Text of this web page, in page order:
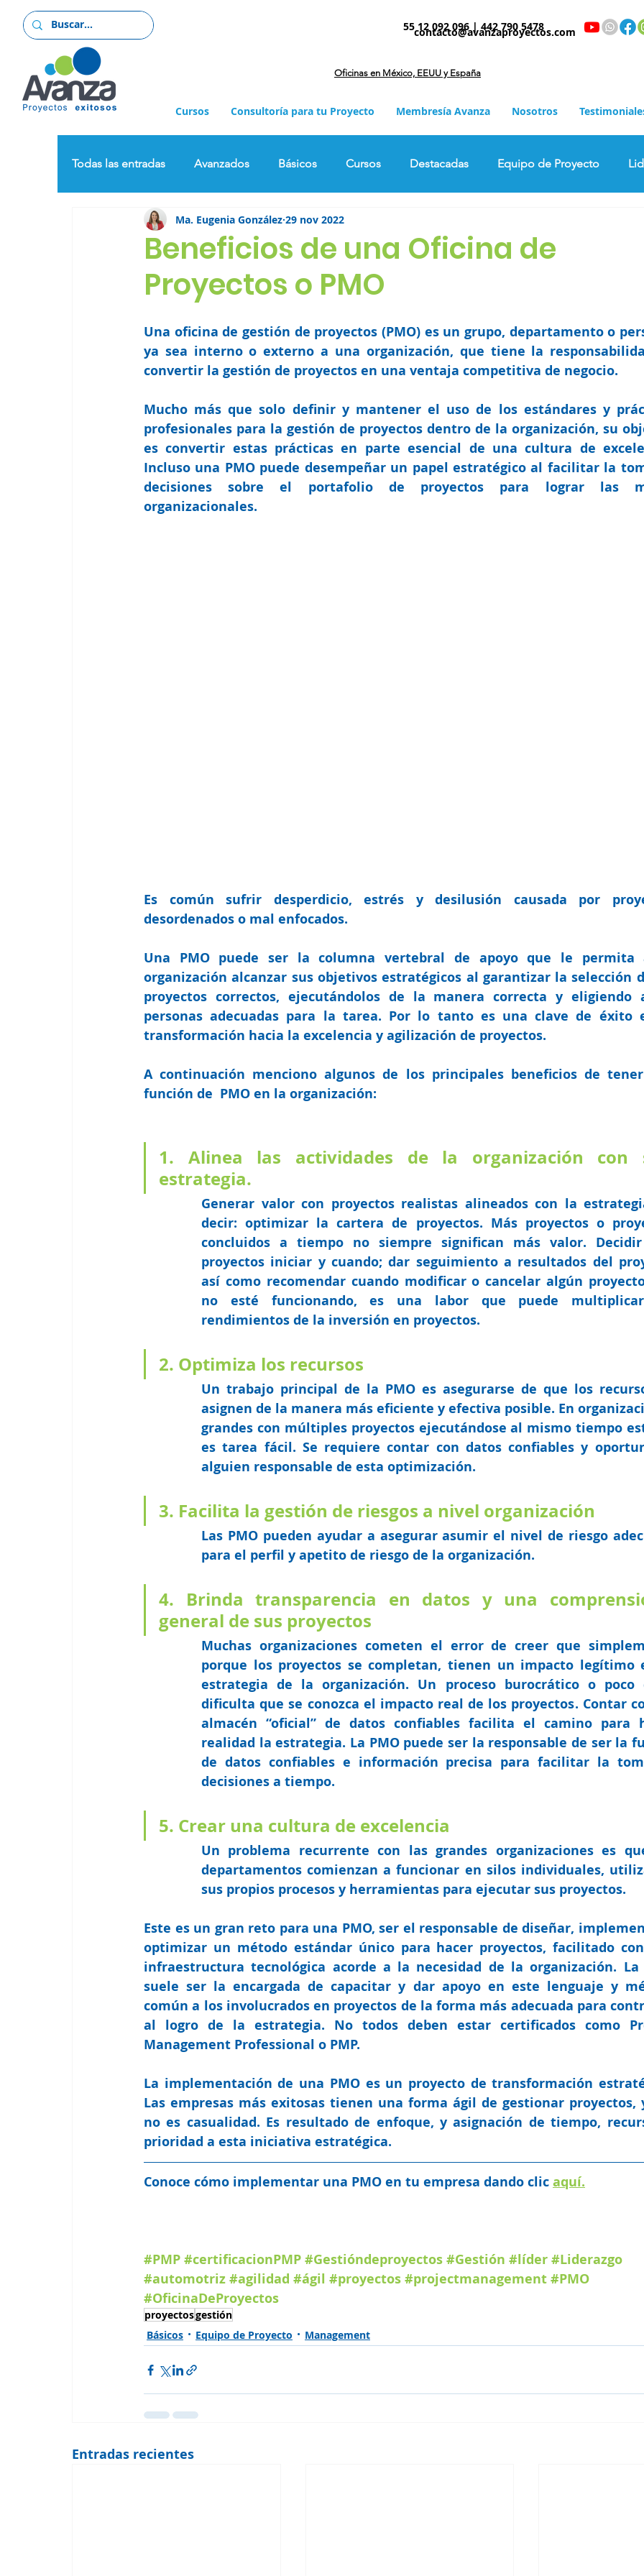
55 12 092 096 | 442 790 5478
contacto@avanzaproyectos.com
Oficinas en México, EEUU y España
Cursos Consultoría para tu Proyecto Membresía Avanza Nosotros
Todas las entradas Avanzados Básicos Cursos Destacadas Equipo de Proyecto
Management Noticias Proyectos
Beneficios de una Oficina de
Proyectos o PMO
Ma. Eugenia González 29 nov 2022
Una oficina de gestión de proyectos (PMO) es un grupo, departamento o
ya sea interno o externo a una organización, que tiene la
convertir la gestión de proyectos en una ventaja competitiva de negocio.
Mucho más que solo definir y mantener el uso de los estándares y
profesionales para la gestión de proyectos dentro de la organización, su
es convertir estas prácticas en parte esencial de una cultura de
Incluso una PMO puede desempeñar un papel estratégico al facilitar la
decisiones sobre el portafolio de proyectos para lograr las
organizacionales.
Es común sufrir desperdicio, estrés y desilusión causada por
desordenados o mal enfocados.
Una PMO puede ser la columna vertebral de apoyo que le permita
organización alcanzar sus objetivos estratégicos al garantizar la selección
proyectos correctos, ejecutándolos de la manera correcta y eligiendo
personas adecuadas para la tarea. Por lo tanto es una clave de éxito
transformación hacia la excelencia y agilización de proyectos.
A continuación menciono algunos de los principales beneficios de
función de  PMO en la organización:
1. Alinea las actividades de la organización con
estrategia.
Generar valor con proyectos realistas alineados con la
decir: optimizar la cartera de proyectos. Más proyectos o
concluidos a tiempo no siempre significan más valor.
proyectos iniciar y cuando; dar seguimiento a resultados del
así como recomendar cuando modificar o cancelar algún
no esté funcionando, es una labor que puede
rendimientos de la inversión en proyectos.
2. Optimiza los recursos
Un trabajo principal de la PMO es asegurarse de que los
asignen de la manera más eficiente y efectiva posible. En
grandes con múltiples proyectos ejecutándose al mismo tiempo
es tarea fácil. Se requiere contar con datos confiables y
alguien responsable de esta optimización.
3. Facilita la gestión de riesgos a nivel organización
Las PMO pueden ayudar a asegurar asumir el nivel de riesgo
para el perfil y apetito de riesgo de la organización.
4. Brinda transparencia en datos y una
general de sus proyectos
Muchas organizaciones cometen el error de creer que
porque los proyectos se completan, tienen un impacto legítimo
estrategia de la organización. Un proceso burocrático o poco
dificulta que se conozca el impacto real de los proyectos. Contar
almacén “oficial” de datos confiables facilita el camino para
realidad la estrategia. La PMO puede ser la responsable de ser la
de datos confiables e información precisa para facilitar la
decisiones a tiempo.
5. Crear una cultura de excelencia
Un problema recurrente con las grandes organizaciones es
departamentos comienzan a funcionar en silos individuales,
sus propios procesos y herramientas para ejecutar sus proyectos.
Este es un gran reto para una PMO, ser el responsable de diseñar,
optimizar un método estándar único para hacer proyectos, facilitado
infraestructura tecnológica acorde a la necesidad de la organización. La
suele ser la encargada de capacitar y dar apoyo en este lenguaje y
común a los involucrados en proyectos de la forma más adecuada para
al logro de la estrategia. No todos deben estar certificados como
Management Professional o PMP.
La implementación de una PMO es un proyecto de transformación
Las empresas más exitosas tienen una forma ágil de gestionar proyectos,
no es casualidad. Es resultado de enfoque, y asignación de tiempo,
prioridad a esta iniciativa estratégica.
Conoce cómo implementar una PMO en tu empresa dando clic aquí.
#PMP #certificacionPMP #Gestióndeproyectos #Gestión #líder #Liderazgo
#automotriz #agilidad #ágil #proyectos #projectmanagement #PMO
#OficinaDeProyectos
proyectosgestión
Básicos
Equipo de Proyecto Management
Entradas recientes